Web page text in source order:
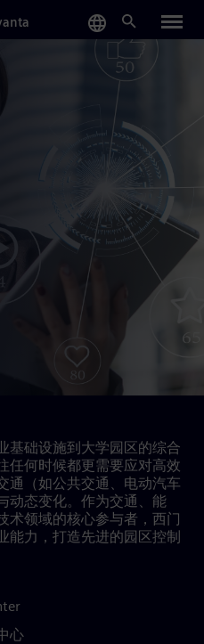
础设施到大学园区的综合
任何时候都更需要应对高效
通（如公共交通、电动汽车
动态变化。作为交通、能
术领域的核心参与者，西门
能力，打造先进的园区控制
心